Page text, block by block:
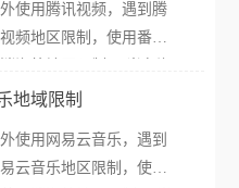
使用腾讯视频，遇到腾
频地区限制，使用番茄
开腾讯视频，却突然弹
无法播放”的提示语。
用户如香港、澳门、台
地域限制
使用网易云音乐，遇到
云音乐地区限制，使用